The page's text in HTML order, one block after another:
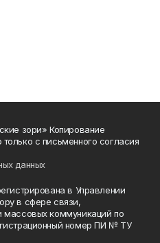
зори» Копирование
с письменного согласия
данных
в Управлении
в сфере связи,
массовых коммуникаций по
номер ПИ № ТУ